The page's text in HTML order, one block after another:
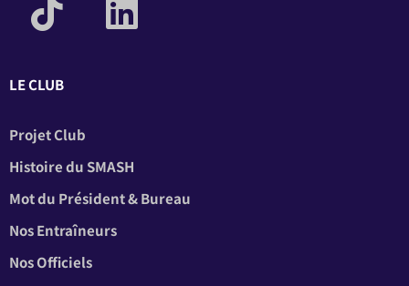
LE CLUB
Projet Club
Histoire du SMASH
Mot du Président & Bureau
Nos Entraîneurs
Nos Officiels